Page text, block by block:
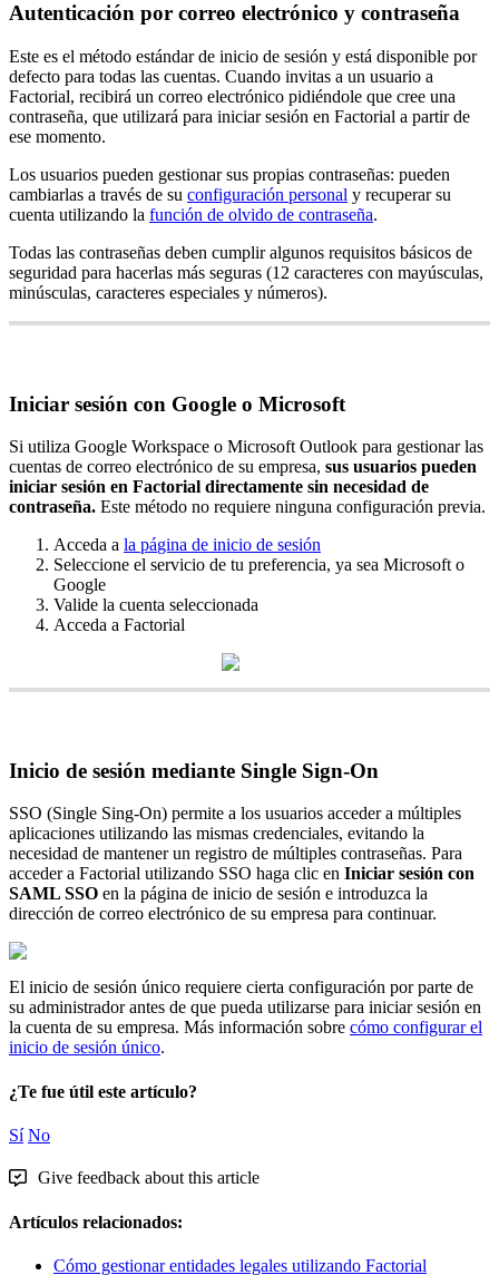
Autenticación por correo electrónico y contraseña
Este es el método estándar de inicio de sesión y está disponible por
defecto para todas las cuentas. Cuando invitas a un usuario a
Factorial, recibirá un correo electrónico pidiéndole que cree una
contraseña, que utilizará para iniciar sesión en Factorial a partir de
ese momento.
Los usuarios pueden gestionar sus propias contraseñas: pueden
cambiarlas a través de su configuración personal y recuperar su
cuenta utilizando la función de olvido de contraseña.
Todas las contraseñas deben cumplir algunos requisitos básicos de
seguridad para hacerlas más seguras (12 caracteres con mayúsculas,
minúsculas, caracteres especiales y números).
Iniciar sesión con Google o Microsoft
Si utiliza Google Workspace o Microsoft Outlook para gestionar las
cuentas de correo electrónico de su empresa, sus usuarios pueden
iniciar sesión en Factorial directamente sin necesidad de
contraseña. Este método no requiere ninguna configuración previa.
Acceda a la página de inicio de sesión
Seleccione el servicio de tu preferencia, ya sea Microsoft o
Google
Valide la cuenta seleccionada
Acceda a Factorial
Inicio de sesión mediante Single Sign-On
SSO (Single Sing-On) permite a los usuarios acceder a múltiples
aplicaciones utilizando las mismas credenciales, evitando la
necesidad de mantener un registro de múltiples contraseñas. Para
acceder a Factorial utilizando SSO haga clic en Iniciar sesión con
SAML SSO en la página de inicio de sesión e introduzca la
dirección de correo electrónico de su empresa para continuar.
El inicio de sesión único requiere cierta configuración por parte de
su administrador antes de que pueda utilizarse para iniciar sesión en
la cuenta de su empresa. Más información sobre cómo configurar el
inicio de sesión único.
¿Te fue útil este artículo?
Sí No
Give feedback about this article
Artículos relacionados:
Cómo gestionar entidades legales utilizando Factorial